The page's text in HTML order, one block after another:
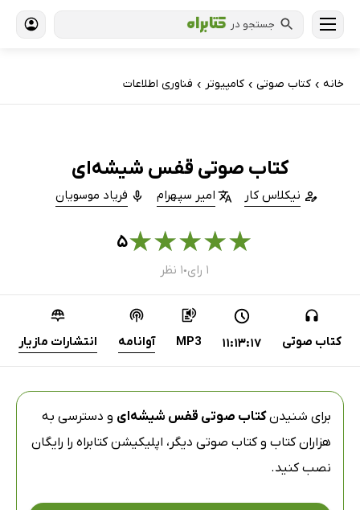
جستجو در
خانه › کتاب‌ صوتی › کامپیوتر › فناوری اطلاعات
کتاب صوتی قفس شیشه‌ای
نیکلاس کار امیر سپهرام فریاد موسویان
★
★
★
★
★۵
۱ رای ● ۱ نظر
کتاب صوتی 11:13:17
MP3 آوانامه انتشارات مازیار
برای شنیدنکتاب صوتی قفس شیشه‌ای و دسترسی به
هزاران کتاب و کتاب صوتی دیگر، اپلیکیشن کتابراه را رایگان
نصب کنید.